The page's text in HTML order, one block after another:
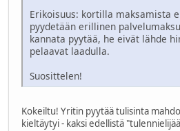
Erikoisuus: kortilla maksamista
pyydetään erillinen
kannata pyytää, he eivät lähde
pelaavat laadulla.
Suosittelen!
Kokeiltu! Yritin pyytää tulisinta
kieltäytyi - kaksi edellistä